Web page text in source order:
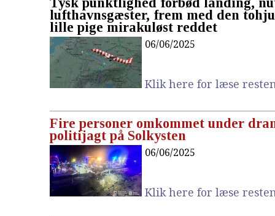
lufthavnsgæster, frem med den
lille pige mirakuløst reddet
06/06/2025
Klik here for læse
Fire personer omkommet under
politijagt på Solkysten
06/06/2025
Klik here for læse